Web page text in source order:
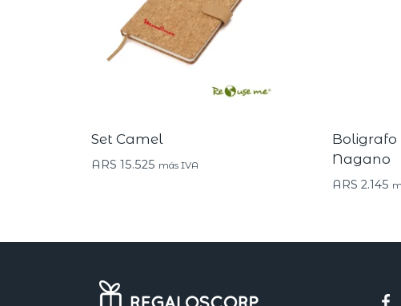
Set Camel
ARS 15.525 más IVA
Boligrafo
Nagano
ARS 2.145